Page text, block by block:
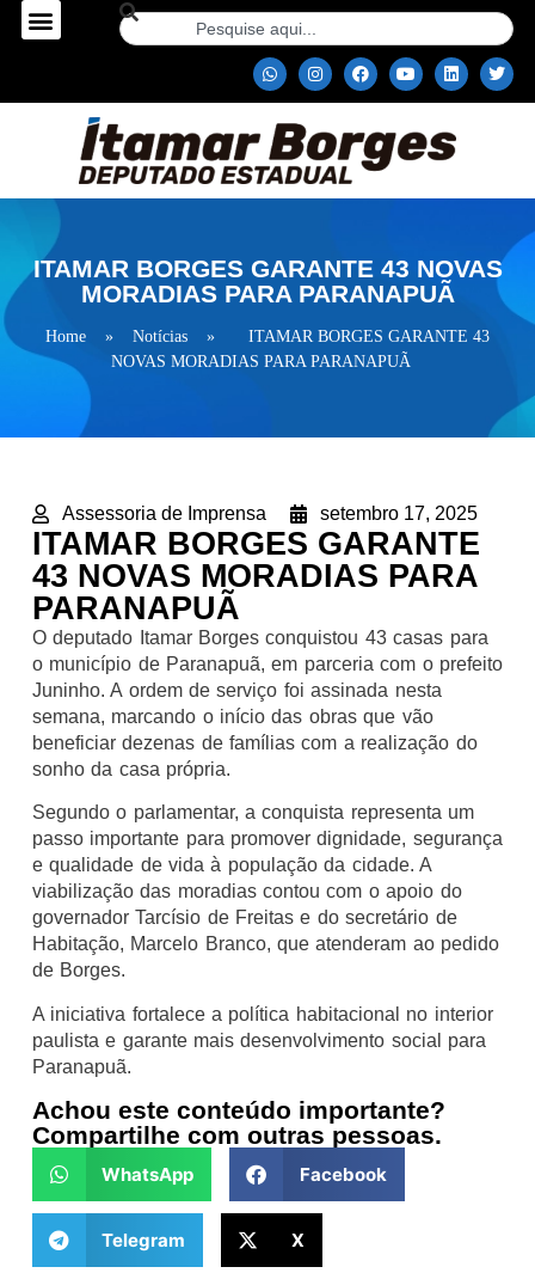
ITAMAR BORGES GARANTE 43 NOVAS
MORADIAS PARA PARANAPUÃ
Home » Notícias »
ITAMAR BORGES GARANTE 43
NOVAS MORADIAS PARA PARANAPUÃ
Assessoria de Imprensa setembro 17, 2025
ITAMAR BORGES GARANTE
43 NOVAS MORADIAS PARA
PARANAPUÃ
O deputado Itamar Borges conquistou 43 casas para
o município de Paranapuã, em parceria com o prefeito
Juninho. A ordem de serviço foi assinada nesta
semana, marcando o início das obras que vão
beneficiar dezenas de famílias com a realização do
sonho da casa própria.
Segundo o parlamentar, a conquista representa um
passo importante para promover dignidade, segurança
e qualidade de vida à população da cidade. A
viabilização das moradias contou com o apoio do
governador Tarcísio de Freitas e do secretário de
Habitação, Marcelo Branco, que atenderam ao pedido
de Borges.
A iniciativa fortalece a política habitacional no interior
paulista e garante mais desenvolvimento social para
Paranapuã.
Achou este conteúdo importante?
Compartilhe com outras pessoas.
WhatsApp Facebook
Telegram X